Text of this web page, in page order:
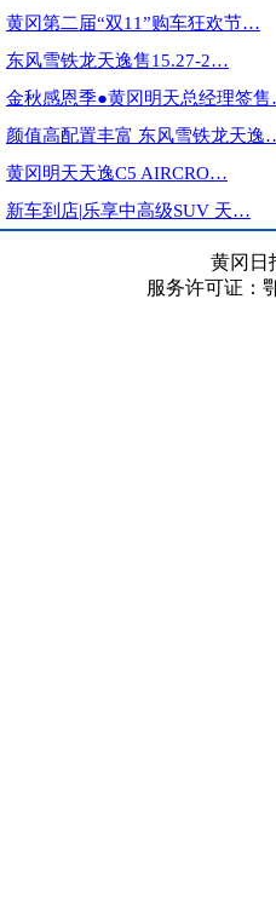
黄冈第二届“双11”购车狂欢节…
东风雪铁龙天逸售15.27-2…
金秋感恩季●黄冈明天总经理签
颜值高配置丰富 东风雪铁龙天逸
黄冈明天天逸C5 AIRCRO…
新车到店|乐享中高级SUV 天…
黄冈日
服务许可证：